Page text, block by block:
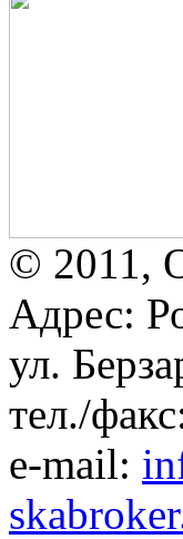
© 2011,
Адрес:
ул.
тел./
e-mail: